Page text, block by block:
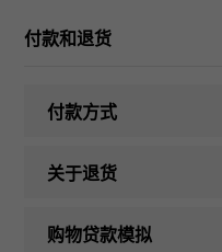
投币
项链
付款和退货
付款方式
关于退货
购物贷款模拟